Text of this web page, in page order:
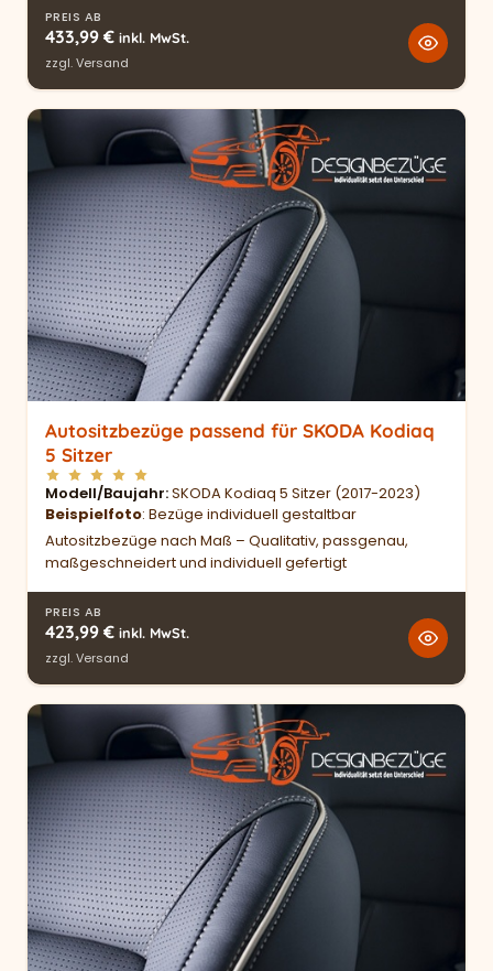
PREIS AB
433,99 € inkl. MwSt.
zzgl.Versand
Autositzbezüge passend für SKODA Kodiaq
5 Sitzer
Modell/Baujahr SKODA Kodiaq 5 Sitzer (2017-2023)
Beispielfoto: Bezüge individuell gestaltbar
Autositzbezüge nach Maß – Qualitativ, passgenau,
maßgeschneidert und individuell gefertigt
PREIS AB
423,99 € inkl. MwSt.
zzgl.Versand